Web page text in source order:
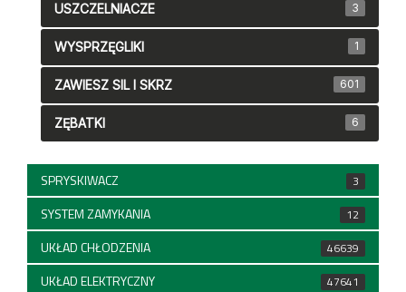
USZCZELNIACZE 3
WYSPRZĘGLIKI 1
ZAWIESZ SIL I SKRZ 601
ZĘBATKI 6
SPRYSKIWACZ 3
SYSTEM ZAMYKANIA 12
UKŁAD CHŁODZENIA 46639
UKŁAD ELEKTRYCZNY 47641